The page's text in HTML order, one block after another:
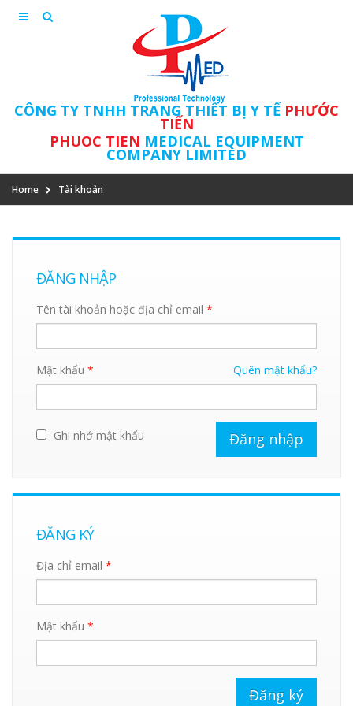
CÔNG TY TNHH TRANG THIẾT BỊ Y TẾ PHƯỚC
TIẾN
PHUOC TIEN MEDICAL EQUIPMENT
COMPANY LIMITED
Home Tài khoản
ĐĂNG NHẬP
Tên tài khoản hoặc địa chỉ email *
Mật khẩu * Quên mật khẩu?
Ghi nhớ mật khẩu
ĐĂNG KÝ
Địa chỉ email *
Mật khẩu *